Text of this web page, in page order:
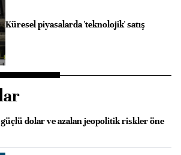
Küresel piyasalarda 'teknolojik' satış
dolar ve azalan jeopolitik riskler öne